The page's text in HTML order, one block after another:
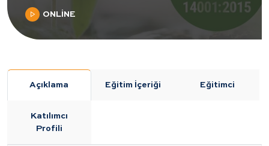
ONLİNE
Açıklama Eğitim İçeriği Eğitimci
Katılımcı
Profili